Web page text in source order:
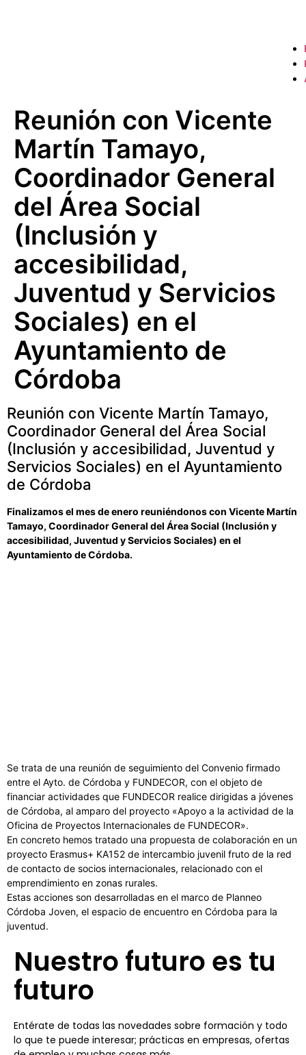
Reunión con Vicente
Martín Tamayo,
Coordinador General
del Área Social
(Inclusión y
accesibilidad,
Juventud y Servicios
Sociales) en el
Ayuntamiento de
Córdoba
Reunión con Vicente Martín Tamayo,
Coordinador General del Área Social
(Inclusión y accesibilidad, Juventud y
Servicios Sociales) en el Ayuntamiento
de Córdoba
Finalizamos el mes de enero reuniéndonos con Vicente Martín
Tamayo, Coordinador General del Área Social (Inclusión y
accesibilidad, Juventud y Servicios Sociales) en el
Ayuntamiento de Córdoba.
Se trata de una reunión de seguimiento del Convenio firmado
entre el Ayto. de Córdoba y FUNDECOR, con el objeto de
financiar actividades que FUNDECOR realice dirigidas a jóvenes
de Córdoba, al amparo del proyecto «Apoyo a la actividad de la
Oficina de Proyectos Internacionales de FUNDECOR».
En concreto hemos tratado una propuesta de colaboración en un
proyecto Erasmus+ KA152 de intercambio juvenil fruto de la red
de contacto de socios internacionales, relacionado con el
emprendimiento en zonas rurales.
Estas acciones son desarrolladas en el marco de Planneo
Córdoba Joven, el espacio de encuentro en Córdoba para la
juventud.
Nuestro futuro es tu
futuro
Entérate de todas las novedades sobre formación y todo
lo que te puede interesar; prácticas en empresas, ofertas